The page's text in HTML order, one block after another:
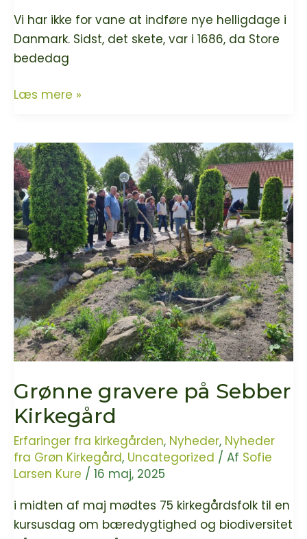
Vi har ikke for vane at indføre nye helligdage i
Danmark. Sidst, det skete, var i 1686, da Store
bededag
Hvad
ny
helligdag?
Læs mere »
Grønne gravere på Sebber
Kirkegård
Erfaringer fra kirkegården, Nyheder, Nyheder
fra Grøn Kirkegård, Uncategorized / Af Sofie
Larsen Kure / 16 maj, 2025
i midten af maj mødtes 75 kirkegårdsfolk til en
kursusdag om bæredygtighed og biodiversitet